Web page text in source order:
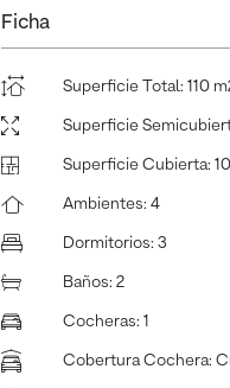
Ficha
Superficie Total : 110
Superficie
Superficie Cubierta:
Ambientes: 4
Dormitorios: 3
Baños: 2
Cocheras: 1
Cobertura Cochera: